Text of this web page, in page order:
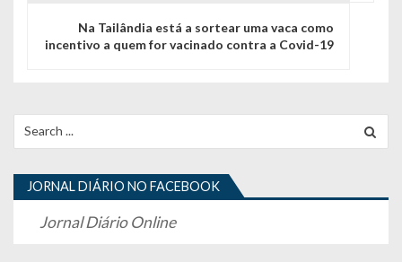
ã
o
d
Na Tailândia está a sortear uma vaca como
incentivo a quem for vacinado contra a Covid-19
for:
JORNAL DIÁRIO NO FACEBOOK
Jornal Diário Online